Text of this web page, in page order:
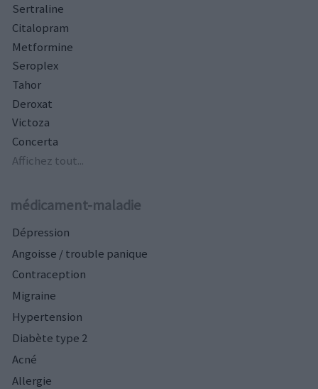
Sertraline
Citalopram
Metformine
Seroplex
Tahor
Deroxat
Victoza
Concerta
Affichez tout...
médicament-maladie
Dépression
Angoisse / trouble panique
Contraception
Migraine
Hypertension
Diabète type 2
Acné
Allergie